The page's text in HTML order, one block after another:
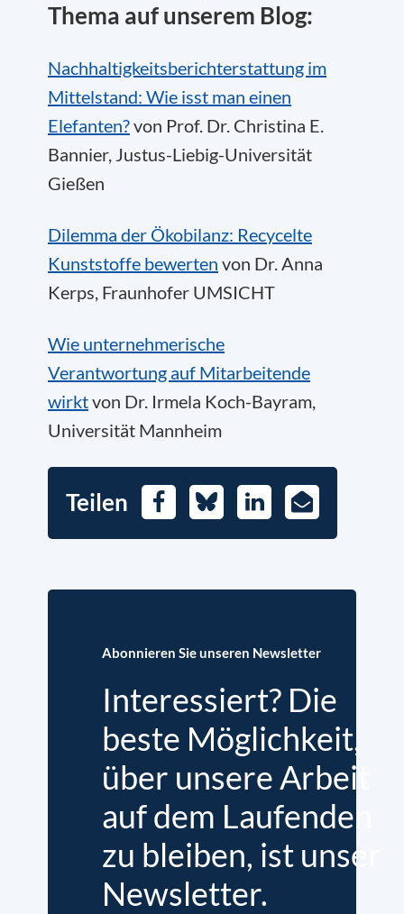
Thema auf unserem Blog:
Nachhaltigkeitsberichterstattung im
Mittelstand: Wie isst man einen
Elefanten?von Prof. Dr. Christina E.
Bannier, Justus-Liebig-Universität
Gießen
Dilemma der Ökobilanz: Recycelte
Kunststoffe bewerten von Dr. Anna
Kerps, Fraunhofer UMSICHT
Wie unternehmerische
Verantwortung auf Mitarbeitende
wirktvon Dr. Irmela Koch-Bayram,
Universität Mannheim
Teilen FacebookBlueskyLinkedIn
E-
Mail
Abonnieren Sie unseren Newsletter
Interessiert? Die
beste Möglichkeit,
über unsere Arbeit
auf dem Laufenden
zu bleiben, ist unser
Newsletter.